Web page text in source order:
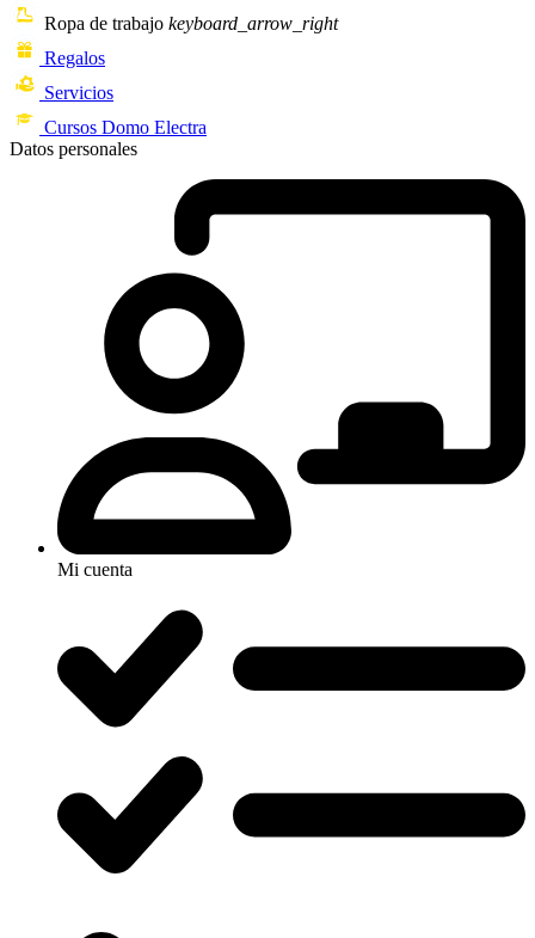
Ropa de trabajo keyboard_arrow_right
Regalos
Servicios
Cursos Domo Electra
Datos personales
Mi cuenta